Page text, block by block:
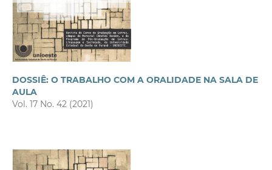
DOSSIÊ: O TRABALHO COM A ORALIDADE NA SALA DE
AULA
Vol. 17 No. 42 (2021)